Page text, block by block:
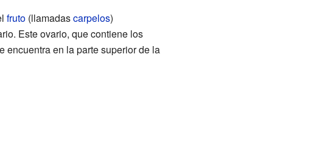
fruto(llamadascarpelos)
Este ovario, que contiene los
encuentra en la parte superior de la